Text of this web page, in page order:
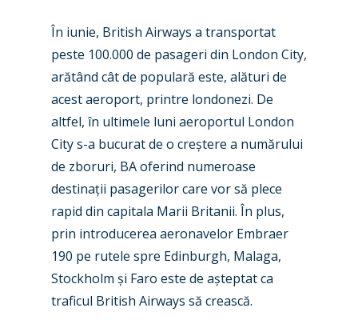
În iunie, British Airways a transportat
peste 100.000 de pasageri din London City,
arătând cât de populară este, alături de
acest aeroport, printre londonezi. De
altfel, în ultimele luni aeroportul London
City s-a bucurat de o creștere a numărului
de zboruri, BA oferind numeroase
destinații pasagerilor care vor să plece
rapid din capitala Marii Britanii. În plus,
prin introducerea aeronavelor Embraer
190 pe rutele spre Edinburgh, Malaga,
Stockholm și Faro este de așteptat ca
traficul British Airways să crească.
New Routes
Industry
Accidents / Incidents
Airshows
Dubai 2025
Paris 2025
Farnborough 2024
Paris 2023
Business Jets
Military
Trip Reports
Marketplace